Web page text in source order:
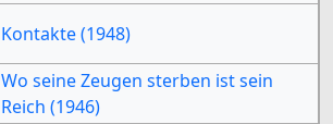
Kontakte (1948)
Wo seine Zeugen sterben ist sein
Reich (1946)